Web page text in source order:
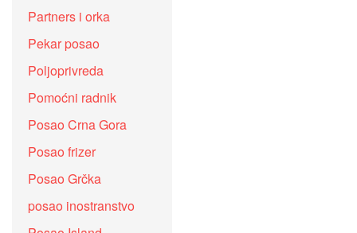
Partners i orka
Pekar posao
Poljoprivreda
Pomoćni radnik
Posao Crna Gora
Posao frizer
Posao Grčka
posao inostranstvo